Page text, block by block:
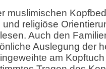
muslimischen
religiöse
Auch den
Auslegung der
am